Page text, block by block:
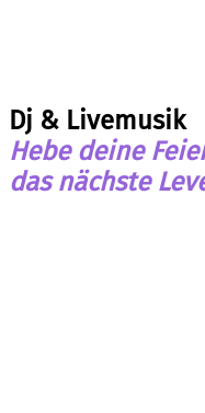
Dj & Livemusik
Hebe deine
das nächste